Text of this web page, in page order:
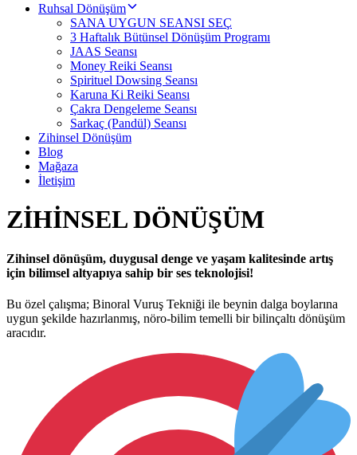
Ruhsal Dönüşüm
SANA UYGUN SEANSI SEÇ
3 Haftalık Bütünsel Dönüşüm Programı
JAAS Seansı
Money Reiki Seansı
Spirituel Dowsing Seansı
Karuna Ki Reiki Seansı
Çakra Dengeleme Seansı
Sarkaç (Pandül) Seansı
Zihinsel Dönüşüm
Blog
Mağaza
İletişim
ZİHİNSEL DÖNÜŞÜM
Zihinsel dönüşüm, duygusal denge ve yaşam kalitesinde artış
için bilimsel altyapıya sahip bir ses teknolojisi!
Bu özel çalışma; Binoral Vuruş Tekniği ile beynin dalga boylarına
uygun şekilde hazırlanmış, nöro-bilim temelli bir bilinçaltı dönüşüm
aracıdır.